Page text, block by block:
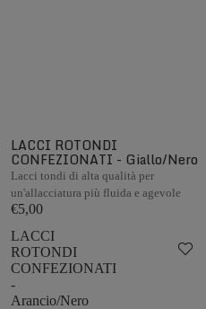
LACCI ROTONDI
CONFEZIONATI - Giallo/Nero
Lacci tondi di alta qualità per
un'allacciatura più fluida e agevole
€5,00
LACCI
ROTONDI
CONFEZIONATI
-
Arancio/Nero